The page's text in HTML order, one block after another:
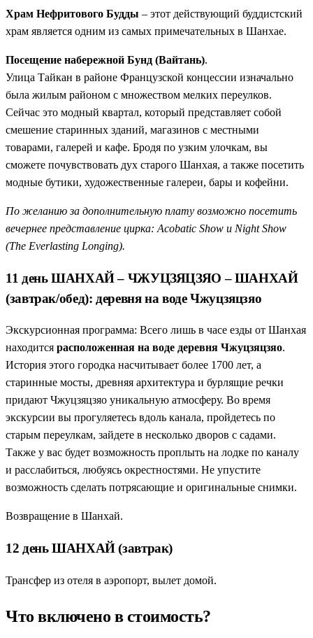
Храм Нефритового Будды – этот действующий буддистский
храм является одним из самых примечательных в Шанхае.
Посещение набережной Бунд (Вайтань).
Улица Тайкан в районе Французской концессии изначально
была жилым районом с множеством мелких переулков.
Сейчас это модный квартал, который представляет собой
смешение старинных зданий, магазинов с местными
товарами, галерей и кафе. Бродя по узким улочкам, вы
сможете почувствовать дух старого Шанхая, а также посетить
модные бутики, художественные галереи, бары и кофейни.
По желанию за дополнительную плату возможно посетить
вечернее представление цирка: Acobatic Show и Night Show
(The Everlasting Longing).
11 день ШАНХАЙ – ЧЖУЦЗЯЦЗЯО – ШАНХАЙ
(завтрак/обед): деревня на воде Чжуцзяцзяо
Экскурсионная программа: Всего лишь в часе езды от Шанхая
находится расположенная на воде деревня Чжуцзяцзяо.
История этого городка насчитывает более 1700 лет, а
старинные мосты, древняя архитектура и бурлящие речки
придают Чжуцзяцзяо уникальную атмосферу. Во время
экскурсии вы прогуляетесь вдоль канала, пройдетесь по
старым переулкам, зайдете в несколько дворов с садами.
Также у вас будет возможность проплыть на лодке по каналу
и расслабиться, любуясь окрестностями. Не упустите
возможность сделать потрясающие и оригинальные снимки.
Возвращение в Шанхай.
12 день ШАНХАЙ (завтрак)
Трансфер из отеля в аэропорт, вылет домой.
Что включено в стоимость?